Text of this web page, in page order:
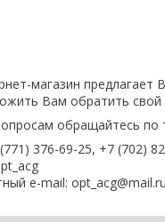
магазин предлагает
Вам обратить свой
обращайтесь по
376-69-25, +7 (702)
e-mail: opt_acg@mail.ru